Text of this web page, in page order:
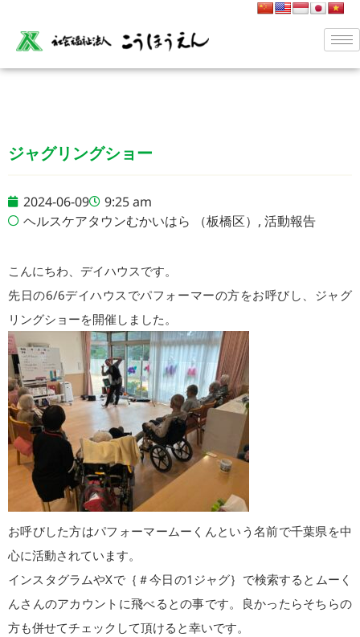
ジャグリングショー
2024-06-09
9:25 am
ヘルスケアタウンむかいはら （板橋区） , 活動報告
こんにちわ、デイハウスです。
先日の6/6デイハウスでパフォーマーの方をお呼びし、ジャグ
リングショーを開催しました。
お呼びした方はパフォーマームーくんという名前で千葉県を中
心に活動されています。
インスタグラムやXで｛＃今日の1ジャグ｝で検索するとムーく
んさんのアカウントに飛べるとの事です。良かったらそちらの
方も併せてチェックして頂けると幸いです。